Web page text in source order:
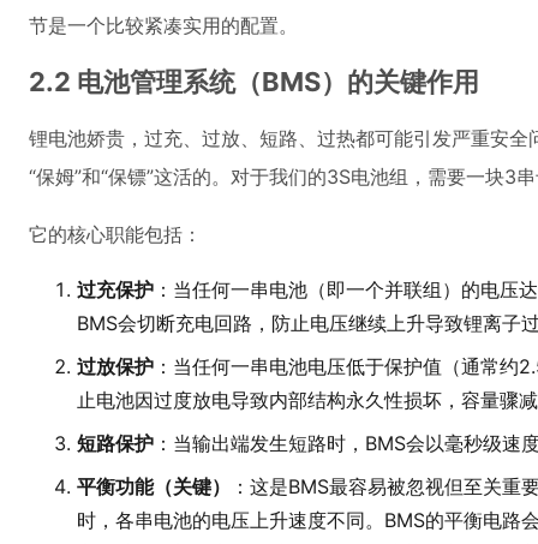
节是一个比较紧凑实用的配置。
2.2 电池管理系统（BMS）的关键作用
锂电池娇贵，过充、过放、短路、过热都可能引发严重安
“保姆”和“保镖”这活的。对于我们的3S电池组，需要一块3
它的核心职能包括：
过充保护 ：当任何一串电池（即一个并联组）的电
BMS会切断充电回路，防止电压继续上升导致锂离子
过放保护 ：当任何一串电池电压低于保护值（通常约
止电池因过度放电导致内部结构永久性损坏，容量骤
短路保护 ：当输出端发生短路时，BMS会以毫秒级速
平衡功能（关键）
：这是BMS最容易被忽视但至关重
时，各串电池的电压上升速度不同。BMS的平衡电路